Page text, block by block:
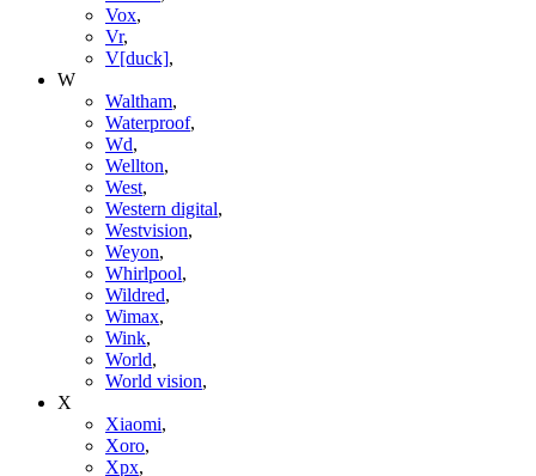
Vox,
Vr,
V[duck],
W
Waltham,
Waterproof,
Wd,
Wellton,
West,
Western digital,
Westvision,
Weyon,
Whirlpool,
Wildred,
Wimax,
Wink,
World,
World vision,
X
Xiaomi,
Xoro,
Xpx,